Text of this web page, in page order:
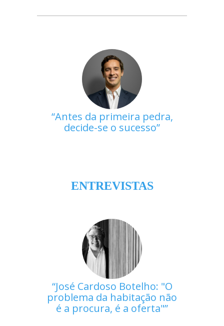
Antes da primeira pedra,
decide-se o sucesso
ENTREVISTAS
José Cardoso Botelho: "O
problema da habitação não
é a procura, é a oferta"